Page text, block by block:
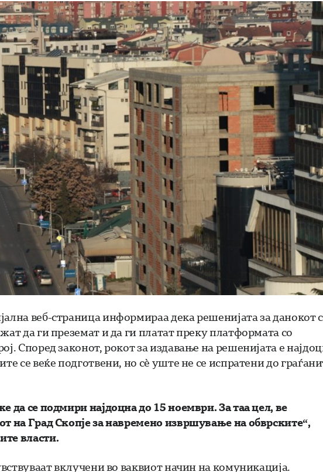
веб-страница информираа дека решенијата за данокот
да ги преземат и да ги платат преку платформата со
Според законот, рокот за издавање на решенијата е
се веќе подготвени, но сè уште не се испратени до
да се подмири најдоцна до 15 ноември. За таа цел, ве
на Град Скопје за навремено извршување на обврските“,
власти.
вклучени во ваквиот начин на комуникација.